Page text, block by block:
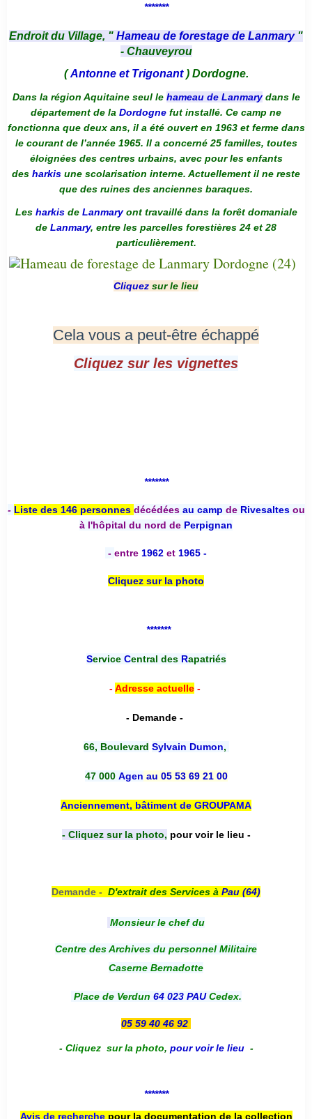
*******
Endroit du Village, " Hameau de forestage de Lanmary "
- Chauveyrou
(Antonne et Trigonant) Dordogne.
Dans la région Aquitaine seul le hameau de Lanmarydans le
département de la Dordogne fut installé. Ce camp ne
fonctionna que deux ans, il a été ouvert en 1963 et ferme dans
le courant de l’année 1965. Il a concerné 25 familles, toutes
éloignées des centres urbains, avec pour les enfants
des harkis une scolarisation interne. Actuellement il ne reste
que des ruines des anciennes baraques.
Les harkis de Lanmaryont travaillé dans la forêt domaniale
de Lanmary, entre les parcelles forestières 24 et 28
particulièrement.
Cliquez sur le lieu
Cela vous a peut-être échappé
Cliquez sur les vignettes
*******
- Liste des 146 personnes décédées au camp deRivesaltesou
à l'hôpital du nord de Perpignan
- entre 1962 et 1965 -
Cliquez sur la photo
*******
Service Central desRapatriés
-Adresse actuelle-
- Demande -
66, Boulevard Sylvain Dumon,
47 000 Agen au 05 53 69 21 00
Anciennement, bâtiment de GROUPAMA
- Cliquez sur la photo, pour voir le lieu -
Demande - D'extrait des Services à Pau (64)
Monsieur le chef du
Centre des Archives du personnel Militaire
Caserne Bernadotte
Place de Verdun 64 023 PAUCedex.
05 59 40 46 92
- Cliquez sur la photo, pour voir le lieu -
*******
Avis de recherche pour la documentation de la collection